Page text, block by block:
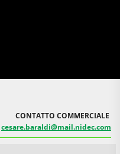
CONTATTO COMMERCIALE
cesare.baraldi@mail.nidec.com